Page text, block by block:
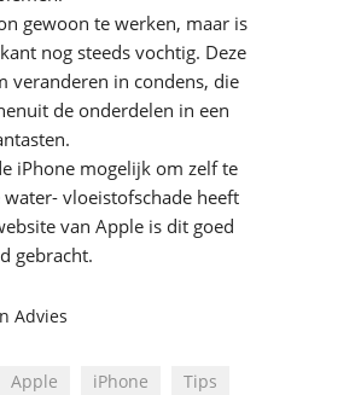
gewoon te werken, maar is
nog steeds vochtig. Deze
veranderen in condens, die
de onderdelen in een
iPhone mogelijk om zelf te
vloeistofschade heeft
van Apple is dit goed
gebracht.
Advies
Apple iPhone Tips